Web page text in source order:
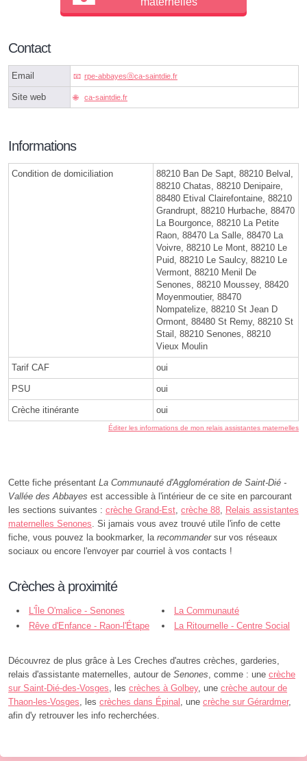
Contact
Email rpe-abbayesⓐca-saintdie.fr
Site web ca-saintdie.fr
Informations
Condition de domiciliation
88210 Ban De Sapt, 88210 Belval,
88210 Chatas, 88210 Denipaire,
88480 Etival Clairefontaine, 88210
Grandrupt, 88210 Hurbache, 88470
La Bourgonce, 88210 La Petite
Raon, 88470 La Salle, 88470 La
Voivre, 88210 Le Mont, 88210 Le
Puid, 88210 Le Saulcy, 88210 Le
Vermont, 88210 Menil De
Senones, 88210 Moussey, 88420
Moyenmoutier, 88470
Nompatelize, 88210 St Jean D
Ormont, 88480 St Remy, 88210 St
Stail, 88210 Senones, 88210
Vieux Moulin
Tarif CAF oui
PSU oui
Crèche itinérante oui
Éditer les informations de mon relais assistantes maternelles
Cette fiche présentant La Communauté d'Agglomération de Saint-Dié -
Vallée des Abbayes est accessible à l'intérieur de ce site en parcourant
les sections suivantes : crèche Grand-Est, crèche 88, Relais assistantes
maternelles Senones. Si jamais vous avez trouvé utile l'info de cette
fiche, vous pouvez la bookmarker, la recommandersur vos réseaux
sociaux ou encore l'envoyer par courriel à vos contacts !
Crèches à proximité
L'Île O'malice - Senones
La Communauté
d'Agglomération de saint -Dié -
Rêve d'Enfance - Raon-l'Étape
La Ritournelle - Centre Social
Vosges
Découvrez de plus grâce à Les Creches d'autres crèches, garderies,
relais d'assistante maternelles, autour de Senones, comme : une crèche
sur Saint-Dié-des-Vosges, les crèches à Golbey, une crèche autour de
Thaon-les-Vosges, les crèches dans Épinal , une crèche sur Gérardmer,
afin d'y retrouver les info recherchées.